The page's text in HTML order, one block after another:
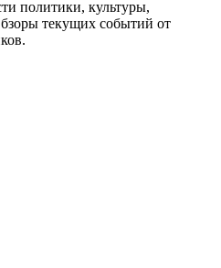
политики, культуры,
текущих событий от